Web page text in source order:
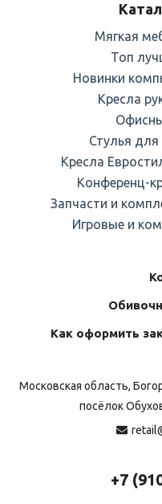
Мягкая
Топ
Новинки
Кресла
Стулья
Кресла
Конференц-
Запчасти и
Игровые и
Как оформить
Московская область,
посёлок
+7